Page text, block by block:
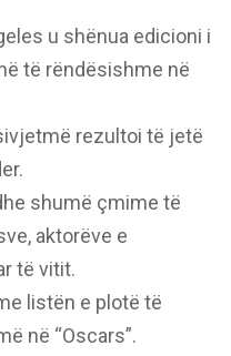
u shënua edicioni i
të rëndësishme në
rezultoi të jetë
shumë çmime të
aktorëve e
të vitit.
listën e plotë të
në “Oscars”.